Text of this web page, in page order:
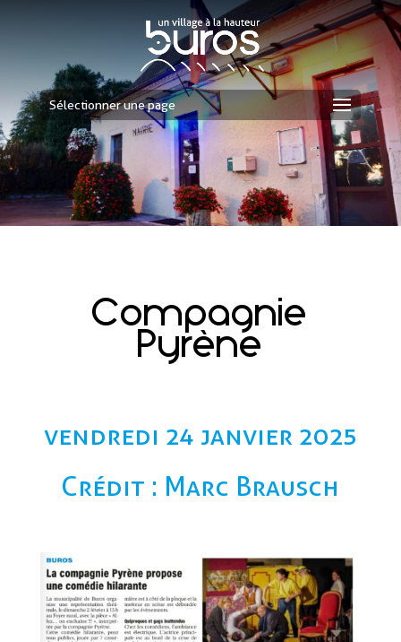
Sélectionner une page
Compagnie
Pyrène
vendredi 24 janvier 2025
Crédit : Marc Brausch